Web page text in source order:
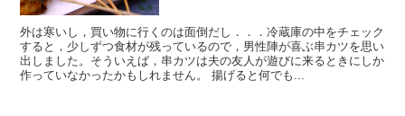
外は寒いし，買い物に行くのは面倒だし．．．冷蔵庫の中をチェック
すると，少しずつ食材が残っているので，男性陣が喜ぶ串カツを思い
出しました。そういえば，串カツは夫の友人が遊びに来るときにしか
作っていなかったかもしれません。 揚げると何でも...